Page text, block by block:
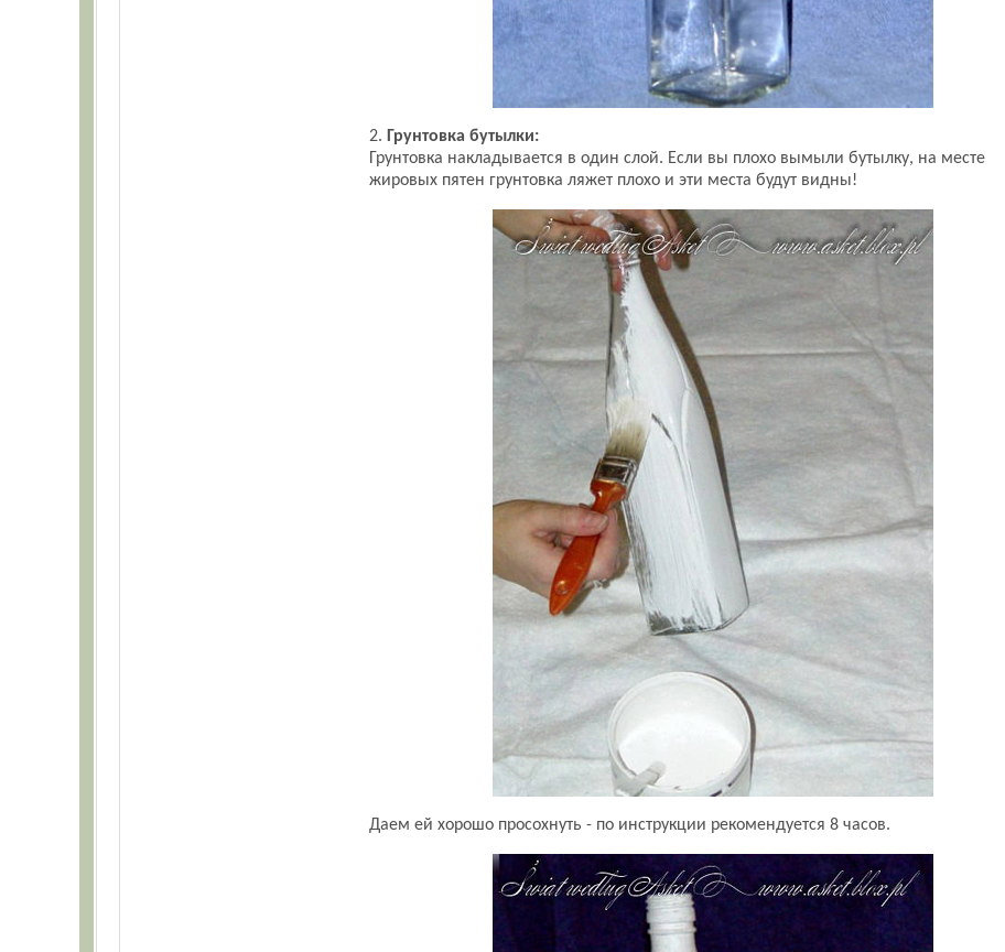
2. Грунтовка бутылки:
Грунтовка накладывается в один слой. Если вы плохо вымыли бутылку, на месте
жировых пятен грунтовка ляжет плохо и эти места будут видны!
Даем ей хорошо просохнуть - по инструкции рекомендуется 8 часов.